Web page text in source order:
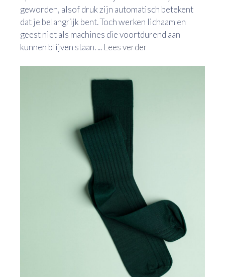
geworden, alsof druk zijn automatisch betekent
dat je belangrijk bent. Toch werken lichaam en
geest niet als machines die voortdurend aan
kunnen blijven staan. ... Lees verder